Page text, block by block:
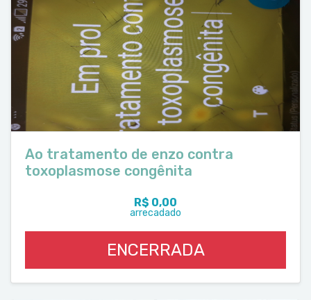
Ao tratamento de enzo contra
toxoplasmose congênita
R$ 0,00
arrecadado
ENCERRADA